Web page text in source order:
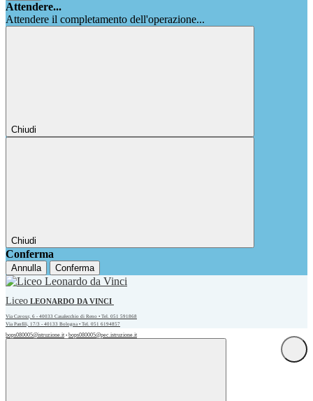
Attendere...
Attendere il completamento dell'operazione...
Chiudi
Chiudi
Conferma
Annulla Conferma
Liceo LEONARDO DA VINCI
Via Cavour, 6 - 40033 Casalecchio di Reno • Tel. 051 591868
Via Panfili, 17/3 - 40133 Bologna • Tel. 051 6194857
bops080005@istruzione.it • bops080005@pec.istruzione.it